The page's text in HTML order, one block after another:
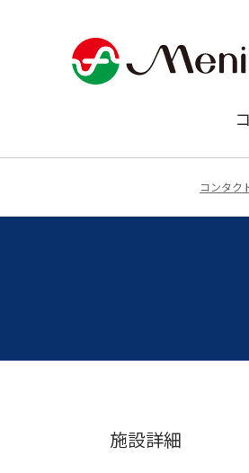
コンタク
施設詳細